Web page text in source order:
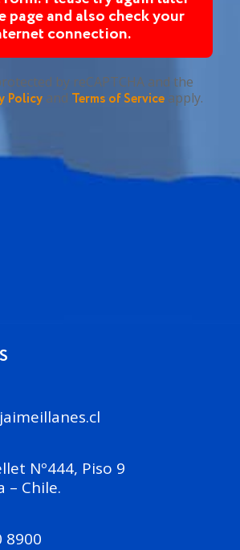
page and also check your
connection.
by reCAPTCHA and the
Policyand Terms of Serviceapply.
Nº444, Piso 9
– Chile.
8900